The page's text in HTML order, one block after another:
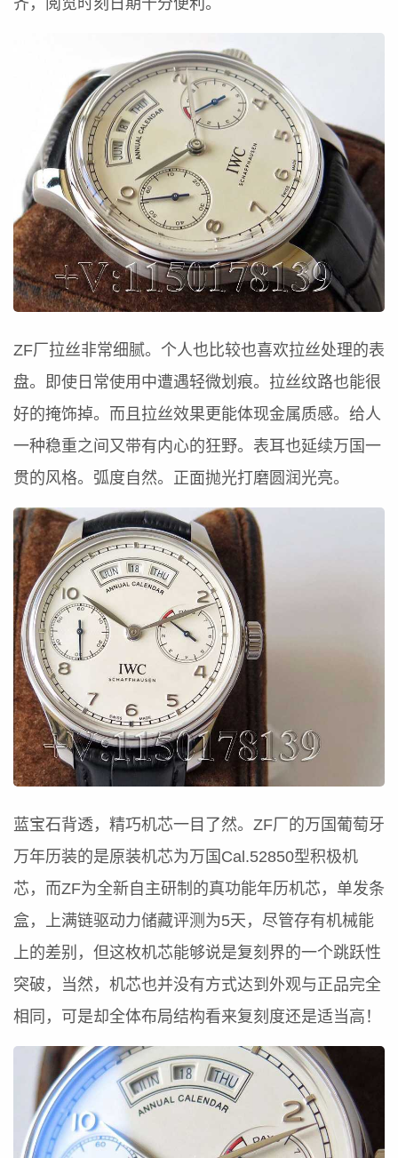
齐，阅览时刻日期十分便利。
ZF厂拉丝非常细腻。个人也比较也喜欢拉丝处理的表
盘。即使日常使用中遭遇轻微划痕。拉丝纹路也能很
好的掩饰掉。而且拉丝效果更能体现金属质感。给人
一种稳重之间又带有内心的狂野。表耳也延续万国一
贯的风格。弧度自然。正面抛光打磨圆润光亮。
蓝宝石背透，精巧机芯一目了然。ZF厂的万国葡萄牙
万年历装的是原装机芯为万国Cal.52850型积极机
芯，而ZF为全新自主研制的真功能年历机芯，单发条
盒，上满链驱动力储藏评测为5天，尽管存有机械能
上的差别，但这枚机芯能够说是复刻界的一个跳跃性
突破，当然，机芯也并没有方式达到外观与正品完全
相同，可是却全体布局结构看来复刻度还是适当高！